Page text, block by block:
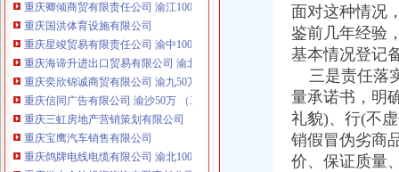
重庆国洪体育设施有限公司
重庆星竣贸易有限责任公司 渝中100万 （进出口权）
重庆海谛升进出口贸易有限公司 渝北100万 （进出口权）
重庆奕欣锦诚商贸有限公司 渝九50万 （工商注册）
重庆信同广告有限公司 渝沙50万 （工商注册）
重庆三虹房地产营销策划有限公司
重庆宝鹰汽车销售有限公司
重庆鸽牌电线电缆有限公司 渝北10010万 (进出口权)
重庆傲志众达投资咨询有限责任公司 渝九1000万 （增资）
面对这种情况
鉴前几年经验
基本情况登记
三是责任落
量承诺书，明
礼貌)、行(不
销假冒伪劣商
价、保证质量